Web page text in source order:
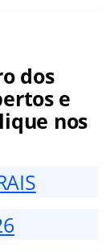
dos
e
nos